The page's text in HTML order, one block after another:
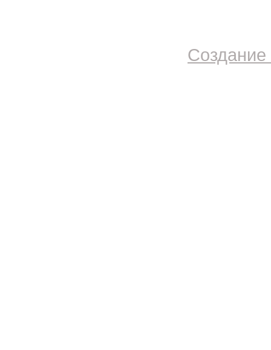
Создание